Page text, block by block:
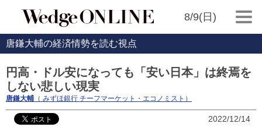
8/9(日)
唐鎌大輔の経済情勢を読む視点
円高・ドル安になっても「安い日本」は終焉を
しない悲しい現実
唐鎌大輔 （ みずほ銀行 チーフマーケット・エコノミスト）
2022/12/14